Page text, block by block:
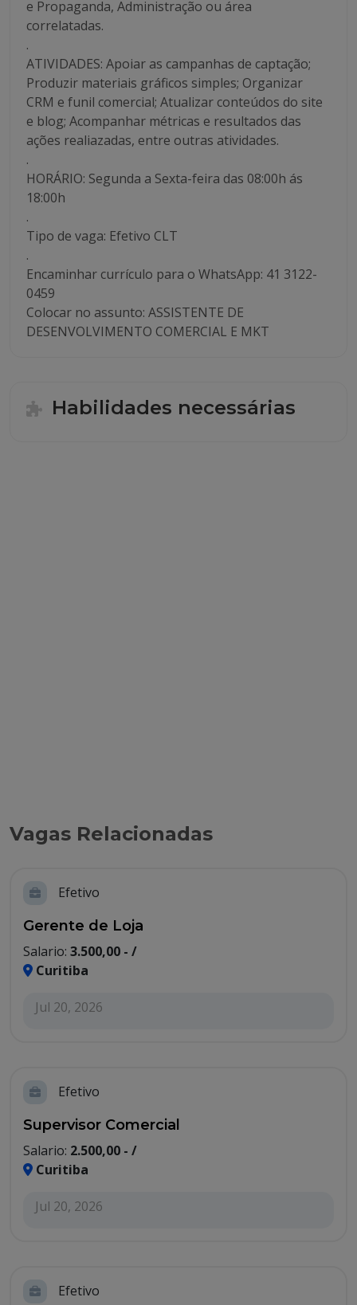
e Propaganda, Administração ou área
correlatadas.
.
ATIVIDADES: Apoiar as campanhas de captação;
Produzir materiais gráficos simples; Organizar
CRM e funil comercial; Atualizar conteúdos do site
e blog; Acompanhar métricas e resultados das
ações realiazadas, entre outras atividades.
.
HORÁRIO: Segunda a Sexta-feira das 08:00h ás
18:00h
.
Tipo de vaga: Efetivo CLT
.
Encaminhar currículo para o WhatsApp: 41 3122-
0459
Colocar no assunto: ASSISTENTE DE
DESENVOLVIMENTO COMERCIAL E MKT
Habilidades necessárias
Vagas Relacionadas
Efetivo
Gerente de Loja
Salario: 3.500,00 - /
Curitiba
Jul 20, 2026
Efetivo
Supervisor Comercial
Salario: 2.500,00 - /
Curitiba
Jul 20, 2026
Efetivo